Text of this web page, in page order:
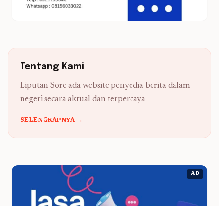
Tentang Kami
Liputan Sore ada website penyedia berita dalam
negeri secara aktual dan terpercaya
SELENGKAPNYA →
AD